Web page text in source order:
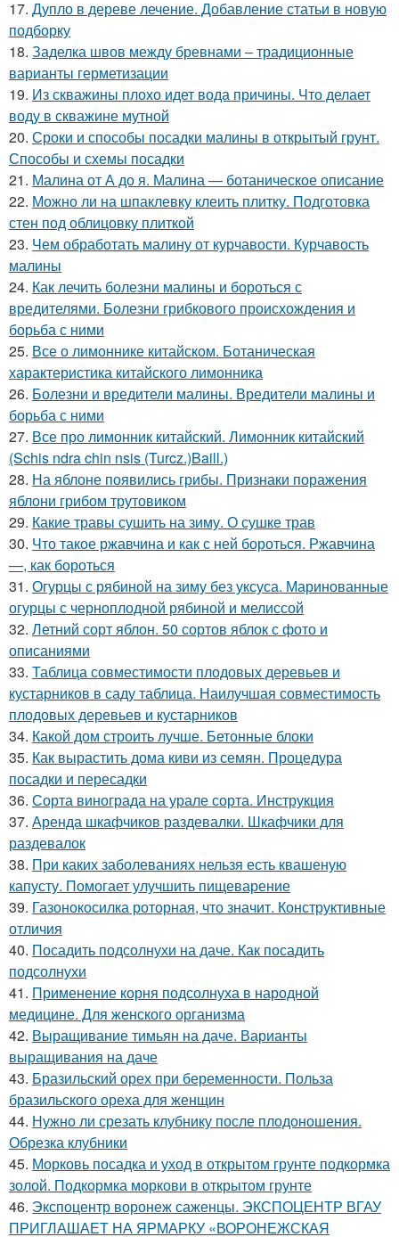
17. Дупло в дереве лечение. Добавление статьи в новую
подборку
18. Заделка швов между бревнами – традиционные
варианты герметизации
19. Из скважины плохо идет вода причины. Что делает
воду в скважине мутной
20. Сроки и способы посадки малины в открытый грунт.
Способы и схемы посадки
21. Малина от А до я. Малина — ботаническое описание
22. Можно ли на шпаклевку клеить плитку. Подготовка
стен под облицовку плиткой
23. Чем обработать малину от курчавости. Курчавость
малины
24. Как лечить болезни малины и бороться с
вредителями. Болезни грибкового происхождения и
борьба с ними
25. Все о лимоннике китайском. Ботаническая
характеристика китайского лимонника
26. Болезни и вредители малины. Вредители малины и
борьба с ними
27. Все про лимонник китайский. Лимонник китайский
(Schis ndra chin nsis (Turcz.)Baill.)
28. На яблоне появились грибы. Признаки поражения
яблони грибом трутовиком
29. Какие травы сушить на зиму. О сушке трав
30. Что такое ржавчина и как с ней бороться. Ржавчина
—, как бороться
31. Огурцы с рябиной на зиму без уксуса. Маринованные
огурцы с черноплодной рябиной и мелиссой
32. Летний сорт яблон. 50 сортов яблок с фото и
описаниями
33. Таблица совместимости плодовых деревьев и
кустарников в саду таблица. Наилучшая совместимость
плодовых деревьев и кустарников
34. Какой дом строить лучше. Бетонные блоки
35. Как вырастить дома киви из семян. Процедура
посадки и пересадки
36. Сорта винограда на урале сорта. Инструкция
37. Аренда шкафчиков раздевалки. Шкафчики для
раздевалок
38. При каких заболеваниях нельзя есть квашеную
капусту. Помогает улучшить пищеварение
39. Газонокосилка роторная, что значит. Конструктивные
отличия
40. Посадить подсолнухи на даче. Как посадить
подсолнухи
41. Применение корня подсолнуха в народной
медицине. Для женского организма
42. Выращивание тимьян на даче. Варианты
выращивания на даче
43. Бразильский орех при беременности. Польза
бразильского ореха для женщин
44. Нужно ли срезать клубнику после плодоношения.
Обрезка клубники
45. Морковь посадка и уход в открытом грунте подкормка
золой. Подкормка моркови в открытом грунте
46. Экспоцентр воронеж саженцы. ЭКСПОЦЕНТР ВГАУ
ПРИГЛАШАЕТ НА ЯРМАРКУ «ВОРОНЕЖСКАЯ